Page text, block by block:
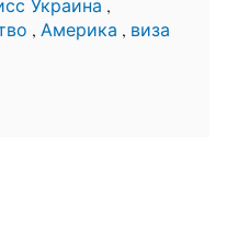
Украина ,
, Америка , виза